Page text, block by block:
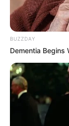
BUZZDAY
Dementia Begins